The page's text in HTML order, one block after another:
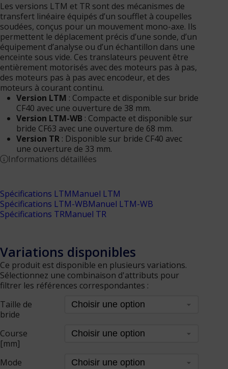
Les versions LTM et TR sont des mécanismes de
transfert linéaire équipés d’un soufflet à coupelles
soudées, conçus pour un mouvement mono-axe. Ils
permettent le déplacement précis d’une sonde, d’un
équipement d’analyse ou d’un échantillon dans une
enceinte sous vide. Ces translateurs peuvent être
entièrement motorisés avec des moteurs pas à pas,
des moteurs pas à pas avec encodeur, et des
moteurs à courant continu.
Version LTM : Compacte et disponible sur bride
CF40 avec une ouverture de 38 mm.
Version LTM-WB : Compacte et disponible sur
bride CF63 avec une ouverture de 68 mm.
Version TR : Disponible sur bride CF40 avec
une ouverture de 33 mm.
Informations détaillées
Spécifications LTMManuel LTM
Spécifications LTM-WBManuel LTM-WB
Spécifications TRManuel TR
Variations disponibles
Ce produit est disponible en plusieurs variations.
Sélectionnez une combinaison d'attributs pour
filtrer les références correspondantes :
Taille de
bride
Course
[mm]
Mode